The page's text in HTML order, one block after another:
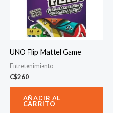
UNO Flip Mattel Game
Entretenimiento
C$260
AÑADIR AL
CARRITO